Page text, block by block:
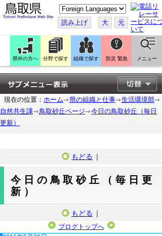
こ
の
ペ
ー
ジ
翻
訳
す
る
読み上げ 大 元
県外の方へ 分野で探す 組織で探す 防災 緊急 メニュー
現在の位置： ホーム 県の組織と仕事
生活環境部
自然共生課
鳥取砂丘ページ
今日の鳥取砂丘（毎日
更新）
もどる ｜
今日の鳥取砂丘（毎日更
新）
もどる ｜
ブログトップへ